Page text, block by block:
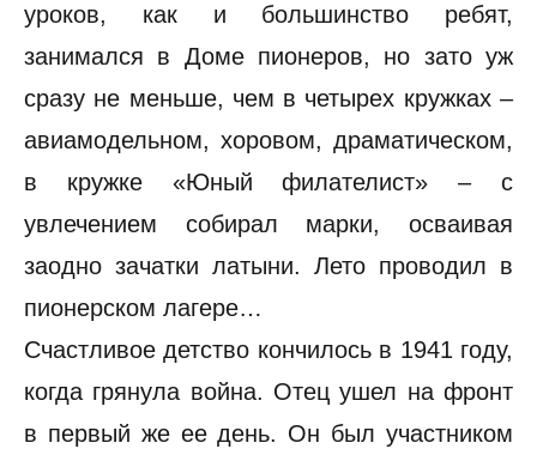
уроков, как и большинство ребят,
занимался в Доме пионеров, но зато уж
сразу не меньше, чем в четырех кружках –
авиамодельном, хоровом, драматическом,
в кружке «Юный филателист» – с
увлечением собирал марки, осваивая
заодно зачатки латыни. Лето проводил в
пионерском лагере…
Счастливое детство кончилось в 1941 году,
когда грянула война. Отец ушел на фронт
в первый же ее день. Он был участником